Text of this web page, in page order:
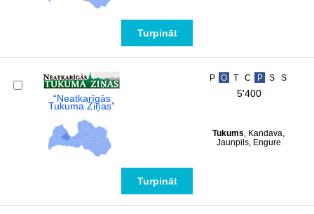
Turpināt
“Neatkarīgās
Tukuma Ziņas”
P O T C P S S
5'400
Tukums, Kandava,
Jaunpils, Engure
Turpināt